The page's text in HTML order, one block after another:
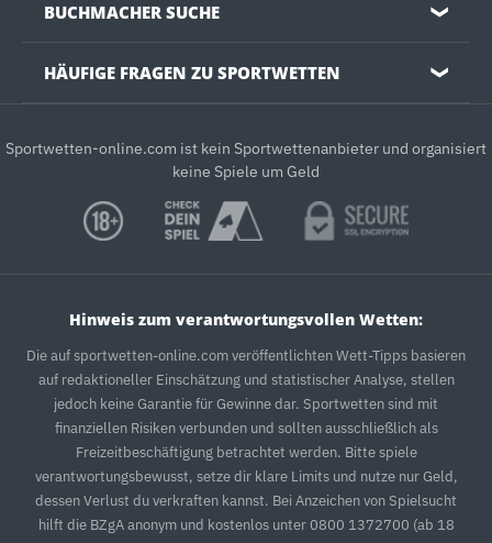
BUCHMACHER SUCHE ❯
HÄUFIGE FRAGEN ZU SPORTWETTEN ❯
Sportwetten-online.com ist kein Sportwettenanbieter und organisiert
keine Spiele um Geld
Hinweis zum verantwortungsvollen Wetten:
Die auf sportwetten-online.com veröffentlichten Wett-Tipps basieren
auf redaktioneller Einschätzung und statistischer Analyse, stellen
jedoch keine Garantie für Gewinne dar. Sportwetten sind mit
finanziellen Risiken verbunden und sollten ausschließlich als
Freizeitbeschäftigung betrachtet werden. Bitte spiele
verantwortungsbewusst, setze dir klare Limits und nutze nur Geld,
dessen Verlust du verkraften kannst. Bei Anzeichen von Spielsucht
hilft die BZgA anonym und kostenlos unter 0800 1372700 (ab 18